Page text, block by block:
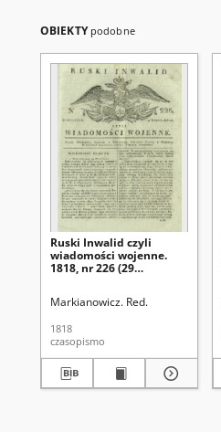
OBIEKTY podobne
Ruski Inwalid czyli
wiadomości wojenne.
1818, nr 226 (29
Markianowicz. Red.
1818
czasopismo